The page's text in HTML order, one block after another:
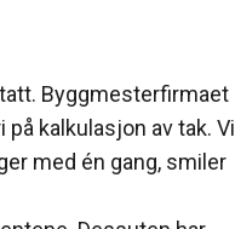
Byggmesterfirmaet
kalkulasjon av tak. Vi
med én gang, smiler